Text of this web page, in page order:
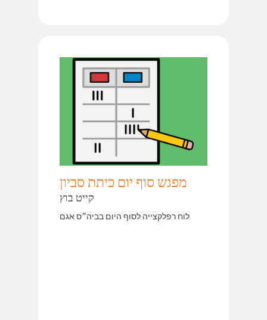
מפגש סוף יום כיתת סביון
קייט בוץ
לוח רפלקצייה לסוף היום בביה״ס אגם